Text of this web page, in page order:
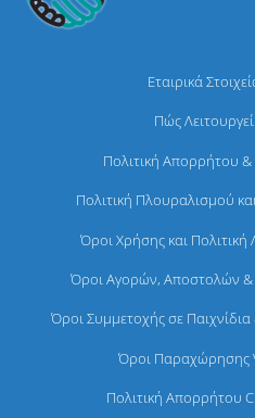
Εταιρικά
Πώς Λειτουργεί
Πολιτική Απορρήτου
Πολιτική Πλουραλισμού
Όροι Χρήσης και Πολιτική
Όροι Αγορών, Αποστολών
Όροι Συμμετοχής σε
Όροι Παραχώρησης
Πολιτική Απορρήτου